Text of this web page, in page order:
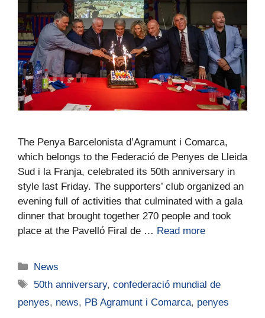
The Penya Barcelonista d’Agramunt i Comarca,
which belongs to the Federació de Penyes de Lleida
Sud i la Franja, celebrated its 50th anniversary in
style last Friday. The supporters’ club organized an
evening full of activities that culminated with a gala
dinner that brought together 270 people and took
place at the Pavelló Firal de … Read more
News
50th anniversary,confederació mundial de
penyes, news, PB Agramunt i Comarca, penyes